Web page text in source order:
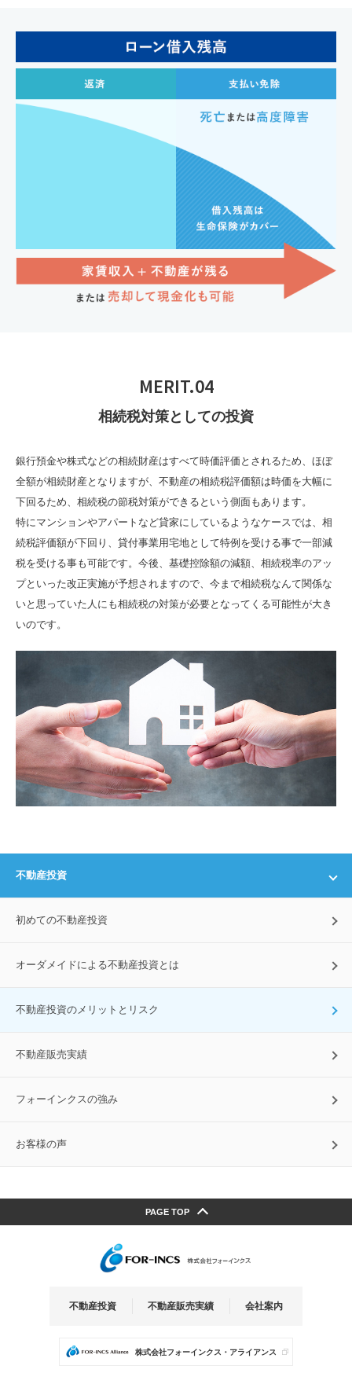
MERIT.04
相続税対策としての投資
銀行預金や株式などの相続財産はすべて時価評価とされるため、ほぼ
全額が相続財産となりますが、不動産の相続税評価額は時価を大幅に
下回るため、相続税の節税対策ができるという側面もあります。
特にマンションやアパートなど貸家にしているようなケースでは、相
続税評価額が下回り、貸付事業用宅地として特例を受ける事で一部減
税を受ける事も可能です。今後、基礎控除額の減額、相続税率のアッ
プといった改正実施が予想されますので、今まで相続税なんて関係な
いと思っていた人にも相続税の対策が必要となってくる可能性が大き
いのです。
不動産投資
初めての不動産投資
オーダメイドによる不動産投資とは
不動産投資のメリットとリスク
不動産販売実績
フォーインクスの強み
お客様の声
PAGE TOP
不動産投資 不動産販売実績 会社案内
株式会社フォーインクス・アライアンス